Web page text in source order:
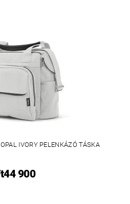
IVORY PELENKÁZÓ TÁSKA
900